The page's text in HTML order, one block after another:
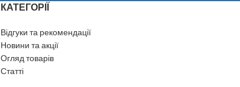
КАТЕГОРІЇ
Відгуки та рекомендації
Новини та акції
Огляд товарів
Статті